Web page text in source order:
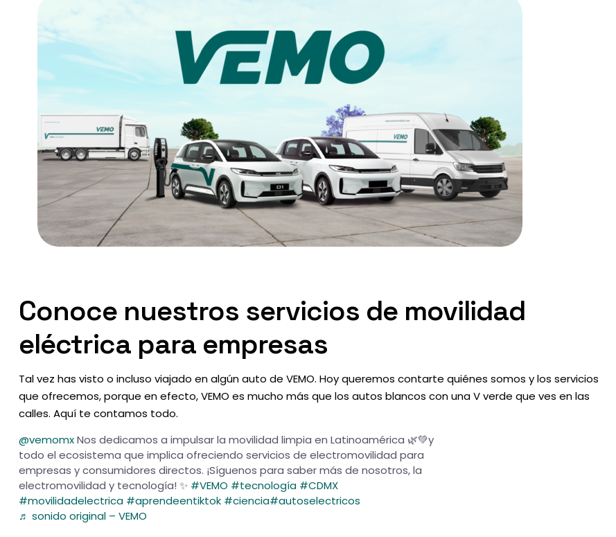
Conoce nuestros servicios de movilidad
eléctrica para empresas
Tal vez has visto o incluso viajado en algún auto de VEMO. Hoy queremos contarte quiénes somos y los servicios
que ofrecemos, porque en efecto, VEMO es mucho más que los autos blancos con una V verde que ves en las
calles. Aquí te contamos todo.
@vemomxNos dedicamos a impulsar la movilidad limpia en Latinoamérica 🌿💚y
todo el ecosistema que implica ofreciendo servicios de electromovilidad para
empresas y consumidores directos. ¡Síguenos para saber más de nosotros, la
electromovilidad y tecnología! ✨ #VEMO #tecnología #CDMX
#movilidadelectrica #aprendeentiktok #ciencia#autoselectricos
♬ sonido original – VEMO